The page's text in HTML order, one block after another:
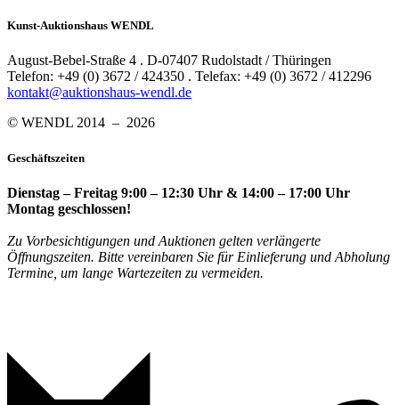
Kunst-Auktionshaus WENDL
August-Bebel-Straße 4 . D-07407 Rudolstadt / Thüringen
Telefon: +49 (0) 3672 / 424350 . Telefax: +49 (0) 3672 / 412296
kontakt@auktionshaus-wendl.de
© WENDL 2014 – 2026
Geschäftszeiten
Dienstag – Freitag 9:00 – 12:30 Uhr & 14:00 – 17:00 Uhr
Montag geschlossen!
Zu Vorbesichtigungen und Auktionen gelten verlängerte
Öffnungszeiten. Bitte vereinbaren Sie für Einlieferung und Abholung
Termine, um lange Wartezeiten zu vermeiden.